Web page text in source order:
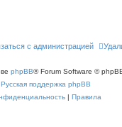
с администрацией
phpBB® Forum Software ©
Русская поддержка phpBB
| Правила